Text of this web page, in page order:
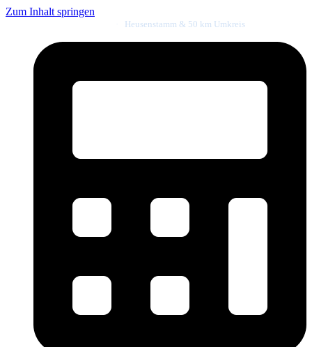
Zum Inhalt springen
Heusenstamm & 50 km Umkreis